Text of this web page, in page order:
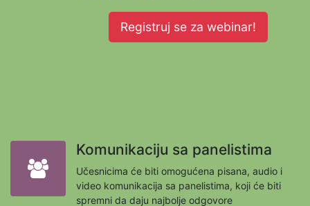
Registruj se za webinar!
Komunikaciju sa panelistima
Učesnicima će biti omogućena pisana, audio i
video komunikacija sa panelistima, koji će biti
spremni da daju najbolje odgovore